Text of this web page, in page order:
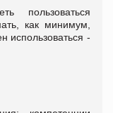
пользоваться
как минимум,
использоваться -